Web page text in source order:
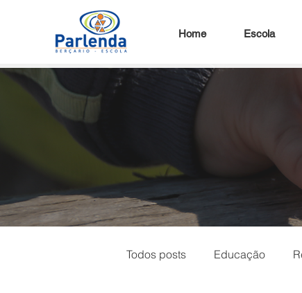
Home Escola
Todos posts Educação